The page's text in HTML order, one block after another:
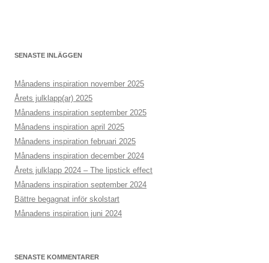
SENASTE INLÄGGEN
Månadens inspiration november 2025
Årets julklapp(ar) 2025
Månadens inspiration september 2025
Månadens inspiration april 2025
Månadens inspiration februari 2025
Månadens inspiration december 2024
Årets julklapp 2024 – The lipstick effect
Månadens inspiration september 2024
Bättre begagnat inför skolstart
Månadens inspiration juni 2024
SENASTE KOMMENTARER